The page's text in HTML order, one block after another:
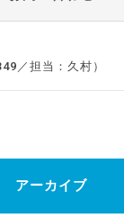
／担当：久村）
アーカイブ